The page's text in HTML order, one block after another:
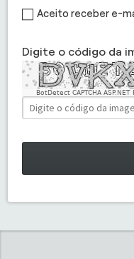
Aceito receber e-
Digite o código da
BotDetect CAPTCHA